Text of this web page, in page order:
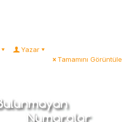
Yazar
Tamamını Görüntüle